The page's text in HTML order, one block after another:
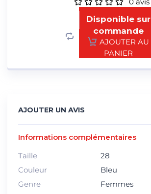
Disponible sur
commande
AJOUTER AU
PANIER
AJOUTER UN AVIS
Informations complémentaires
Taille
28
Couleur
Bleu
Genre
Femmes